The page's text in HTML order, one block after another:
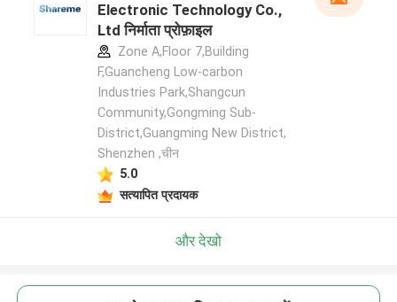
Electronic Technology Co.,
Ltd निर्माता प्रोफ़ाइल
Zone A,Floor 7,Building
F,Guancheng Low-carbon
Industries Park,Shangcun
Community,Gongming Sub-
District,Guangming New District,
Shenzhen ,चीन
5.0
सत्यापित प्रदायक
और देखो